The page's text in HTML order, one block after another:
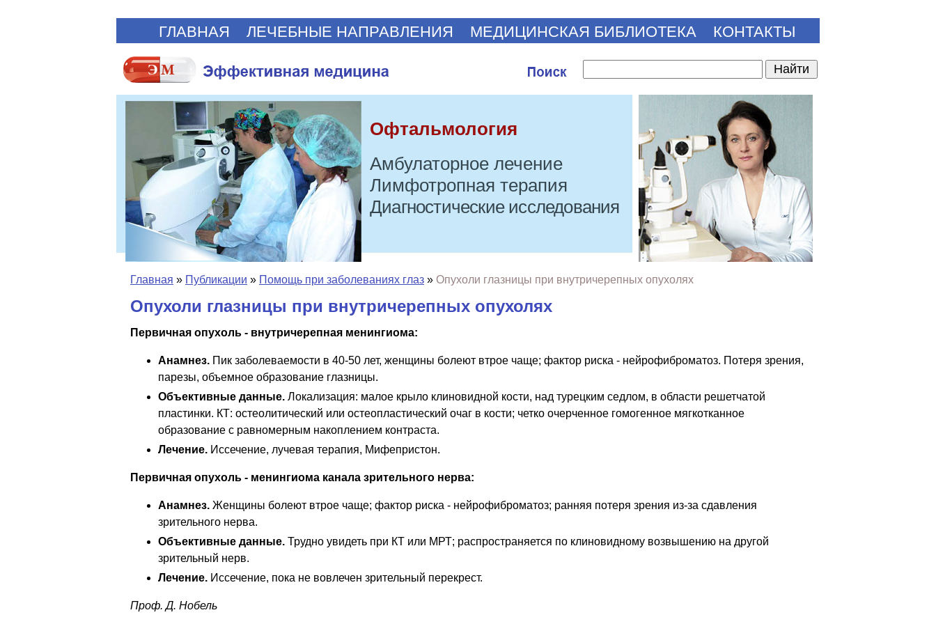
ГЛАВНАЯ ЛЕЧЕБНЫЕ НАПРАВЛЕНИЯ МЕДИЦИНСКАЯ БИБЛИОТЕКА КОНТАКТЫ
Офтальмология
Амбулаторное лечение
Лимфотропная терапия
Диагностические исследования
Главная » Публикации » Помощь при заболеваниях глаз » Опухоли глазницы при внутричерепных опухолях
Опухоли глазницы при внутричерепных опухолях
Первичная опухоль - внутричерепная менингиома:
Анамнез. Пик заболеваемости в 40-50 лет, женщины болеют втрое чаще; фактор риска - нейрофиброматоз. Потеря зрения,
парезы, объемное образование глазницы.
Объективные данные. Локализация: малое крыло клиновидной кости, над турецким седлом, в области решетчатой
пластинки. КТ: остеолитический или остеопластический очаг в кости; четко очерченное гомогенное мягкотканное
образование с равномерным накоплением контраста.
Лечение. Иссечение, лучевая терапия, Мифепристон.
Первичная опухоль - менингиома канала зрительного нерва:
Анамнез. Женщины болеют втрое чаще; фактор риска - нейрофиброматоз; ранняя потеря зрения из-за сдавления
зрительного нерва.
Объективные данные. Трудно увидеть при КТ или МРТ; распространяется по клиновидному возвышению на другой
зрительный нерв.
Лечение. Иссечение, пока не вовлечен зрительный перекрест.
Проф. Д. Нобель